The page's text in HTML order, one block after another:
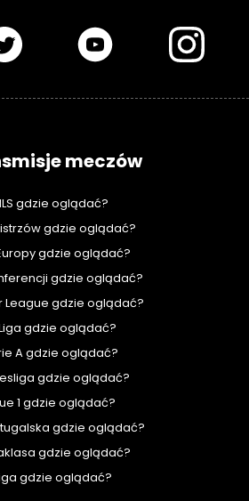
meczów
gdzie oglądać?
gdzie oglądać?
gdzie oglądać?
gdzie oglądać?
League gdzie oglądać?
gdzie oglądać?
A gdzie oglądać?
gdzie oglądać?
1 gdzie oglądać?
gdzie oglądać?
gdzie oglądać?
gdzie oglądać?